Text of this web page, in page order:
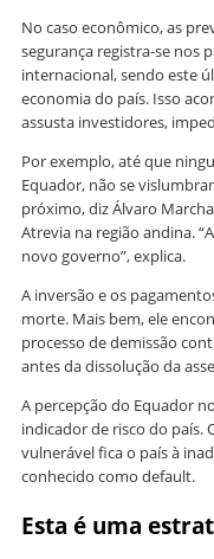
No caso econômico, as
segurança registra-se nos
internacional, sendo este
economia do país. Isso
assusta investidores,
Por exemplo, até que
Equador, não se
próximo, diz Álvaro
Atrevia na região andina.
novo governo”, explica.
A inversão e os
morte. Mais bem, ele
processo de demissão
antes da dissolução da
A percepção do Equador
indicador de risco do país.
vulnerável fica o país à
conhecido como default.
Esta é uma